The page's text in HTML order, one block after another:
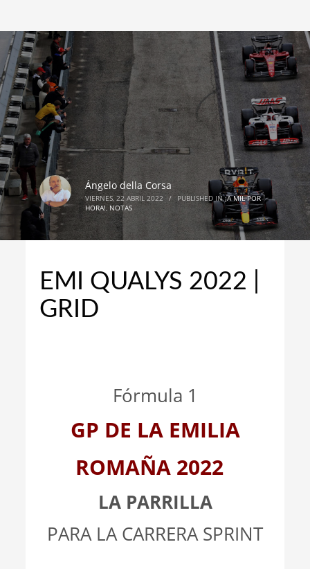
Ángelo della Corsa
VIERNES, 22 ABRIL 2022 / PUBLISHED IN¡A MIL POR
HORA!,NOTAS
EMI QUALYS 2022 |
GRID
Fórmula 1
GP DE LA EMILIA
ROMAÑA 2022
LA PARRILLA
PARA LA CARRERA SPRINT